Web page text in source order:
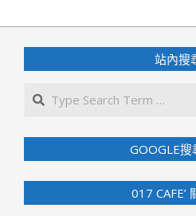
04-
02
站內搜
GOOGLE搜
017 CAFE’